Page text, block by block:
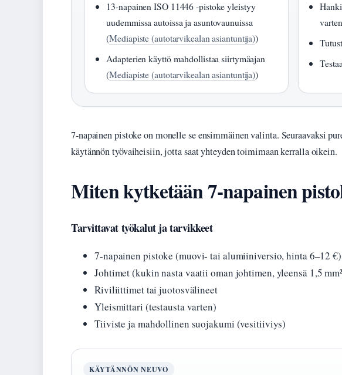
13-napainen ISO 11446 -pistoke yleistyy
uudemmissa autoissa ja asuntovaunuissa
(Mediapiste (autotarvikealan asiantuntija))
Adapterien käyttö mahdollistaa siirtymäajan
(Mediapiste (autotarvikealan asiantuntija))
varten
7-napainen pistoke on monelle se ensimmäinen valinta. Seuraavaksi
käytännön työvaiheisiin, jotta saat yhteyden toimimaan kerralla oikein.
Miten kytketään 7-napainen
Tarvittavat työkalut ja tarvikkeet
7-napainen pistoke (muovi- tai alumiiniversio, hinta 6–12 €)
Johtimet (kukin nasta vaatii oman johtimen, yleensä 1,5
Riviliittimet tai juotosvälineet
Yleismittari (testausta varten)
Tiiviste ja mahdollinen suojakumi (vesitiiviys)
KÄYTÄNNÖN NEUVO